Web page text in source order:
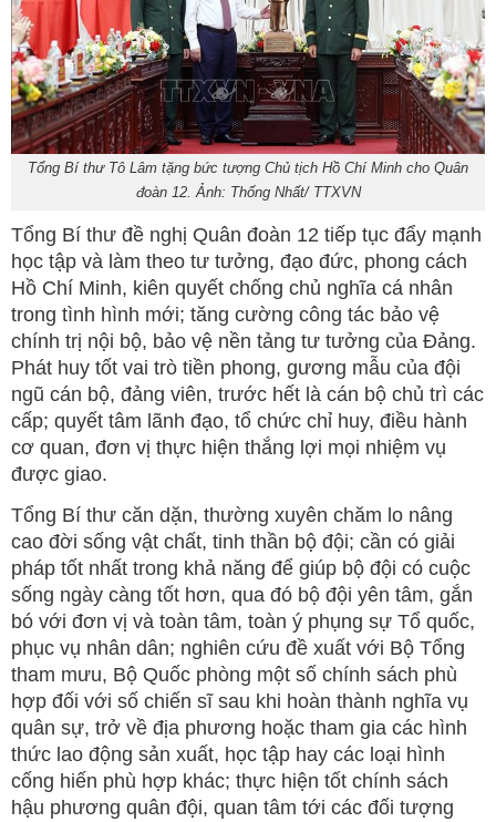
Tổng Bí thư Tô Lâm tặng bức tượng Chủ tịch Hồ Chí Minh cho Quân
đoàn 12. Ảnh: Thống Nhất/ TTXVN
Tổng Bí thư đề nghị Quân đoàn 12 tiếp tục đẩy mạnh
học tập và làm theo tư tưởng, đạo đức, phong cách
Hồ Chí Minh, kiên quyết chống chủ nghĩa cá nhân
trong tình hình mới; tăng cường công tác bảo vệ
chính trị nội bộ, bảo vệ nền tảng tư tưởng của Đảng.
Phát huy tốt vai trò tiền phong, gương mẫu của đội
ngũ cán bộ, đảng viên, trước hết là cán bộ chủ trì các
cấp; quyết tâm lãnh đạo, tổ chức chỉ huy, điều hành
cơ quan, đơn vị thực hiện thắng lợi mọi nhiệm vụ
được giao.
Tổng Bí thư căn dặn, thường xuyên chăm lo nâng
cao đời sống vật chất, tinh thần bộ đội; cần có giải
pháp tốt nhất trong khả năng để giúp bộ đội có cuộc
sống ngày càng tốt hơn, qua đó bộ đội yên tâm, gắn
bó với đơn vị và toàn tâm, toàn ý phụng sự Tổ quốc,
phục vụ nhân dân; nghiên cứu đề xuất với Bộ Tổng
tham mưu, Bộ Quốc phòng một số chính sách phù
hợp đối với số chiến sĩ sau khi hoàn thành nghĩa vụ
quân sự, trở về địa phương hoặc tham gia các hình
thức lao động sản xuất, học tập hay các loại hình
cống hiến phù hợp khác; thực hiện tốt chính sách
hậu phương quân đội, quan tâm tới các đối tượng